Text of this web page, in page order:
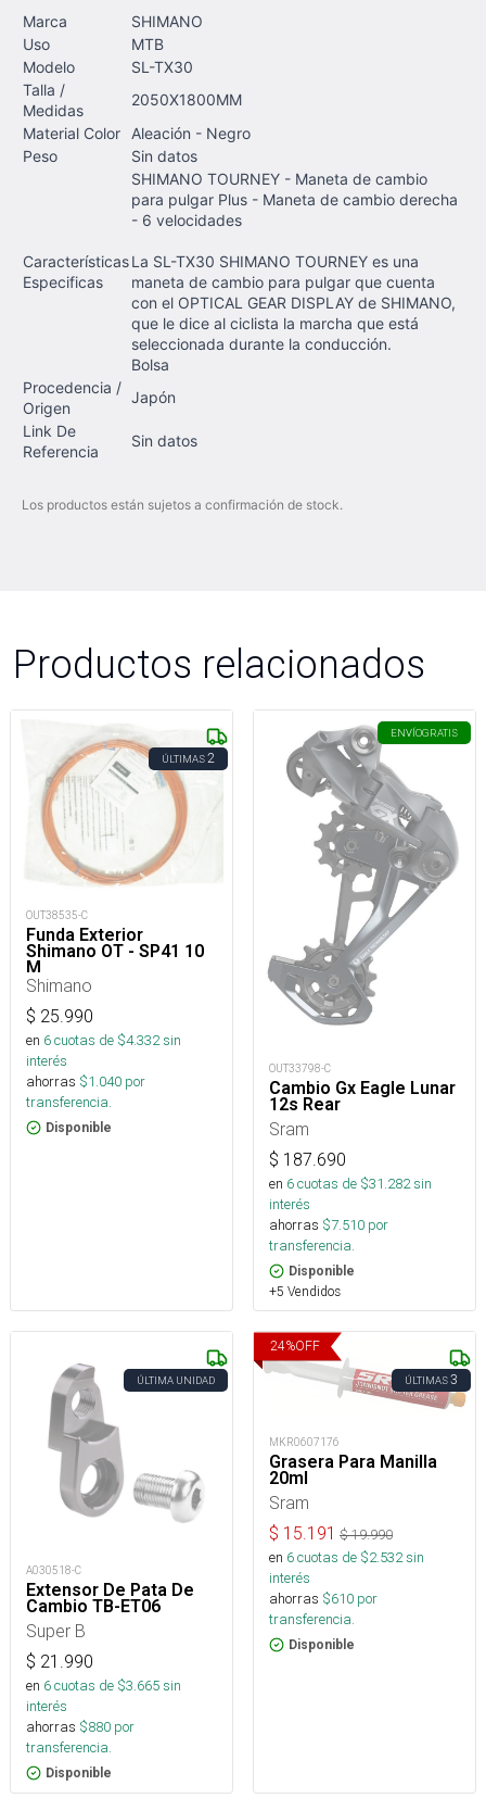
Marca
SHIMANO
Uso
MTB
Modelo
SL-TX30
Talla /
Medidas
2050X1800MM
Material Color
Aleación - Negro
Peso
Sin datos
Características
Especificas
SHIMANO TOURNEY - Maneta de cambio
para pulgar Plus - Maneta de cambio derecha
- 6 velocidades
La SL-TX30 SHIMANO TOURNEY es una
maneta de cambio para pulgar que cuenta
con el OPTICAL GEAR DISPLAY de SHIMANO,
que le dice al ciclista la marcha que está
seleccionada durante la conducción.
Bolsa
Procedencia /
Origen
Japón
Link De
Referencia
Sin datos
Los productos están sujetos a confirmación de stock.
Productos relacionados
ÚLTIMAS2
OUT38535-C
Funda Exterior
Shimano OT - SP41 10
M
Shimano
$ 25.990
en 6cuotas de $4.332sin
interés
ahorras $1.040 por
transferencia.
Disponible
ENVÍOGRATIS
OUT33798-C
Cambio Gx Eagle Lunar
12s Rear
Sram
$ 187.690
en 6cuotas de $31.282sin
interés
ahorras $7.510 por
transferencia.
Disponible
+5 Vendidos
ÚLTIMA UNIDAD
A030518-C
Extensor De Pata De
Cambio TB-ET06
Super B
$ 21.990
en 6cuotas de $3.665sin
interés
ahorras $880 por
transferencia.
Disponible
24%OFF
ÚLTIMAS3
MKR0607176
Grasera Para Manilla
20ml
Sram
$ 15.191 $19.990
en 6cuotas de $2.532sin
interés
ahorras $610 por
transferencia.
Disponible